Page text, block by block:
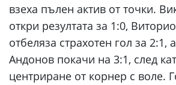
взеха пълен актив от точки.
откри резултата за 1:0,
отбеляза страхотен гол за 2:1,
Андонов покачи на 3:1, след
центриране от корнер с воле.